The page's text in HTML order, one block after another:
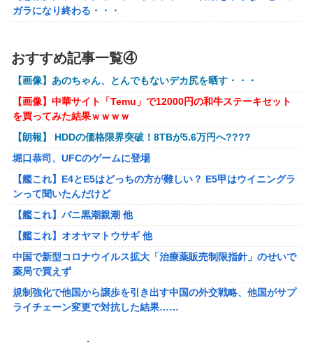
【FF16】 「ファイナルファンタジー16」発売日が6/22に決
定＆最新PV公開！思ったより発売早い…もう半年後か！
の？
メトロイドプライム4 新品が2999円に…
百合子「隣に座る貴女」【ミリマス】
【VTuber】Google Play「選抜！推しナイン発表会」出演
者発表！『にじだけと思ってたけど座長と除夜のケツおるや
んけ』
『ほの暮しの庭』Switch2版 21,965本、Switch版 12,458本
ガラになり終わる・・・
【アークナイツ】Cutiesシリーズ「アンジェリーナ」「テキー
ラ」デフォルメフィギュア【予約開始】
【アズールレーン】グッスマ上海「大鳳：プライベート・クォー
ターズVer.」フィギュア【原型公開】
【ガンダムSEED】バンプレスト「ラクス・クライン」「カガ
リ・ユラ・アスハ」プライズフィギュア【彩色原型公開】
【艦これ】E4とE5はどっちの方が難しい？ E5甲はウイニングラ
ンって聞いたんだけど
【艦これ】バニ黒潮親潮 他
【艦これ】オオヤマトウサギ 他
【悲報】アメリカで今も続いてる近親相姦の一族がやばすぎる
【悲報】高市政権「永住許可厳格化するわ」外国人さん「もう日
本ええわ…」
【画像あり】えっ、ワイ氏の「貯金」・・・多すぎ・・・？
おすすめ記事一覧④
【画像】あのちゃん、とんでもないデカ尻を晒す・・・
【画像】中華サイト「Temu」で12000円の和牛ステーキセット
を買ってみた結果ｗｗｗｗ
【朗報】 HDDの価格限界突破！8TBが5.6万円へ????
堀口恭司、UFCのゲームに登場
【艦これ】E4とE5はどっちの方が難しい？ E5甲はウイニングラ
ンって聞いたんだけど
【艦これ】バニ黒潮親潮 他
【艦これ】オオヤマトウサギ 他
中国で新型コロナウイルス拡大「治療薬販売制限指針」のせいで
薬局で買えず
規制強化で他国から譲歩を引き出す中国の外交戦略、他国がサプ
ライチェーン変更で対抗した結果……